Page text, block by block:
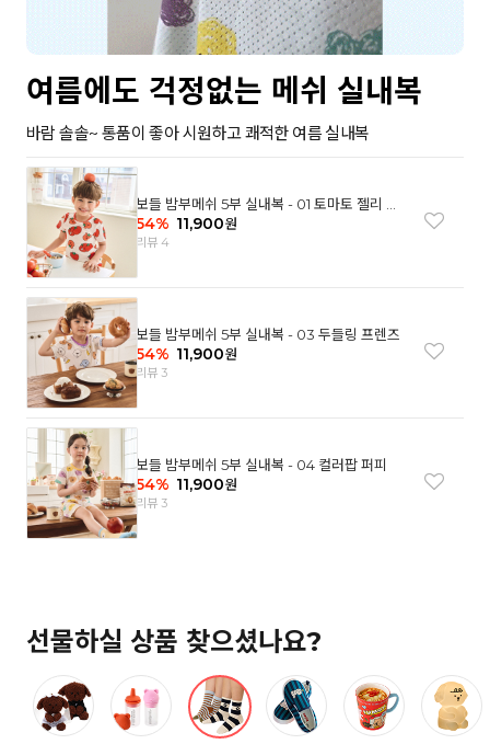
여름에도 걱정없는 메쉬 실내복
바람 솔솔~ 통품이 좋아 시원하고 쾌적한 여름 실내복
보들 밤부메쉬 5부 실내복 - 01 토마토 젤리 베
어
54% 11,900원
리뷰 4
보들 밤부메쉬 5부 실내복 - 03 두들링 프렌즈
54% 11,900원
리뷰 3
보들 밤부메쉬 5부 실내복 - 04 컬러팝 퍼피
54% 11,900원
리뷰 3
선물하실 상품 찾으셨나요?